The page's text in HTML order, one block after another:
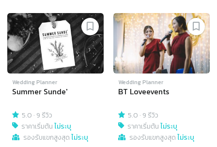
Wedding Planner
Summer Sunde'
5.0 · 9 รีวิว
ราคาเริ่มต้นไม่ระบุ
รองรับแขกสูงสุดไม่ระบุ
Wedding Planner
BT Loveevents
5.0 · 9 รีวิว
ราคาเริ่มต้นไม่ระบุ
รองรับแขกสูงสุดไม่ระบุ